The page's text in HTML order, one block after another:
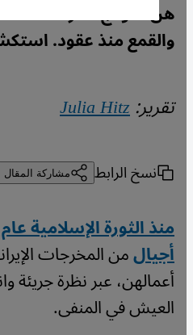
هن نموذج للمرأة
والقمع منذ عقود.
تقرير:Julia Hitz
نسخ الرابط مشاركة المقال
أجيالمن المخرجات
أعمالهن، عبر نظرة جريئة
العيش في المنفى.